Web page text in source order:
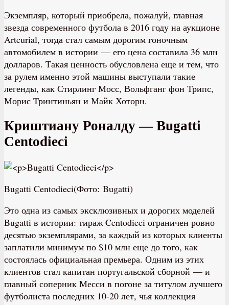
Экземпляр, который приобрела, пожалуй, главная
звезда современного футбола в 2016 году на аукционе
Artcurial, тогда стал самым дорогим гоночным
автомобилем в истории — его цена составила 36 млн
долларов. Такая ценность обусловлена еще и тем, что
за рулем именно этой машины выступали такие
легенды, как Стирлинг Мосс, Вольфганг фон Трипс,
Морис Тринтиньян и Майк Хоторн.
Криштиану Роналду — Bugatti
Centodieci
Bugatti Centodieci(Фото: Bugatti)
Это одна из самых эксклюзивных и дорогих моделей
Bugatti в истории: тираж Centodieci ограничен ровно
десятью экземплярами, за каждый из которых клиенты
заплатили минимум по $10 млн еще до того, как
состоялась официальная премьера. Одним из этих
клиентов стал капитан португальской сборной — и
главный соперник Месси в погоне за титулом лучшего
футболиста последних 10-20 лет, чья коллекция